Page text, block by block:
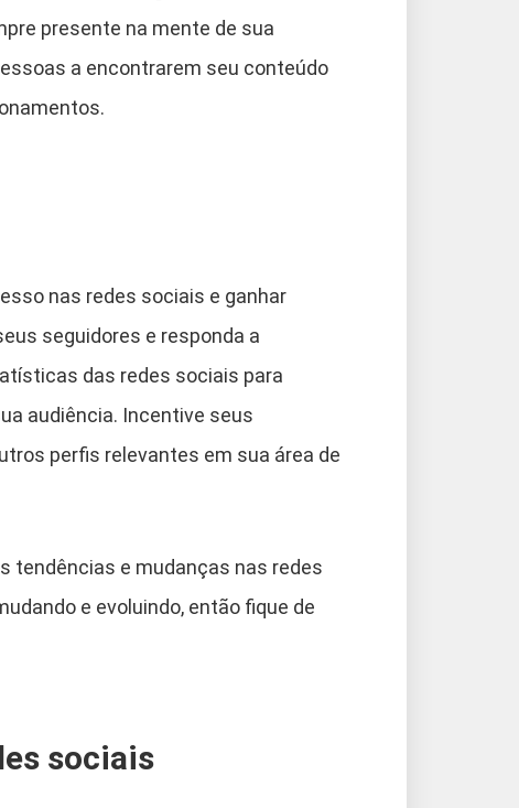
presente na mente de sua
a encontrarem seu conteúdo
nas redes sociais e ganhar
seguidores e responda a
das redes sociais para
audiência. Incentive seus
perfis relevantes em sua área de
tendências e mudanças nas redes
e evoluindo, então fique de
sociais